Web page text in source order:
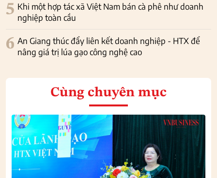
5 Khi một hợp tác xã Việt Nam bán cà phê như doanh
nghiệp toàn cầu
6 An Giang thúc đẩy liên kết doanh nghiệp - HTX để
nâng giá trị lúa gạo công nghệ cao
Cùng chuyên mục